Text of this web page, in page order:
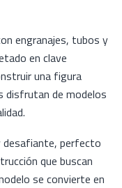
engranajes, tubos y
en clave
una figura
disfrutan de modelos
desafiante, perfecto
que buscan
se convierte en